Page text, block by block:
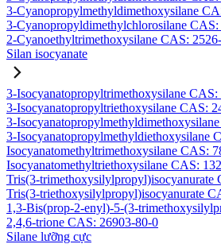
3-Cyanopropylmethyldimethoxysilane
3-Cyanopropyldimethylchlorosilane
2-Cyanoethyltrimethoxysilane CAS:
Silan isocyanate
3-Isocyanatopropyltrimethoxysilane
3-Isocyanatopropyltriethoxysilane CAS:
3-
3-Isocyanatopropylmethyldiethoxysilane
Isocyanatomethyltrimethoxysilane CAS:
Isocyanatomethyltriethoxysilane CAS:
Tris(3-trimethoxysilylpropyl)isocyanurate
Tris(3-triethoxysilylpropyl)isocyanurate
1,3-Bis(prop-2-enyl)-5-(3-
2,4,6-trione CAS: 26903-80-0
Silane lưỡng cực